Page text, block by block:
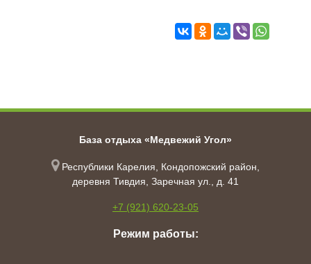
База отдыха «Медвежий Угол»
Республики Карелия, Кондопожский район,
деревня Тивдия, Заречная ул., д. 41
+7 (921) 620-23-05
Режим работы: